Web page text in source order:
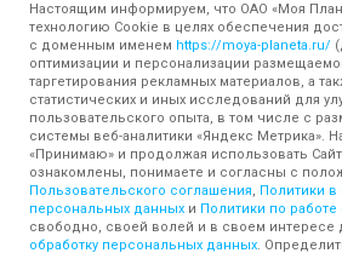
Настоящим информируем, что ОАО «Моя
технологию Cookie в целях обеспечения
с доменным именем https://moya-planeta.ru/
оптимизации и персонализации
таргетирования рекламных материалов, а
статистических и иных исследований для
пользовательского опыта, в том числе с
системы веб-аналитики «Яндекс Метрика».
«Принимаю» и продолжая использовать
ознакомлены, понимаете и согласны с
Пользовательского соглашения, Политики в
персональных данных и Политики по работе
свободно, своей волей и в своем интересе
обработку персональных данных.